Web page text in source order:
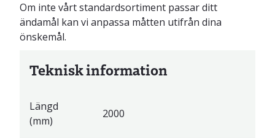
Om inte vårt standardsortiment passar ditt
ändamål kan vi anpassa måtten utifrån dina
önskemål.
Teknisk information
Längd
(mm)
2000